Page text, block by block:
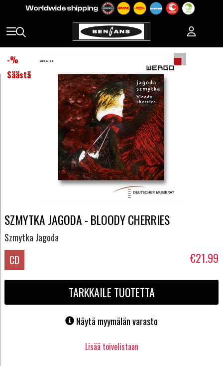
-%
Säästä
SZMYTKA JAGODA - BLOODY CHERRIES
Szmytka Jagoda
CD €21.99
TARKKAILE TUOTETTA
Näytä myymälän varasto
Lisää toivelistaan